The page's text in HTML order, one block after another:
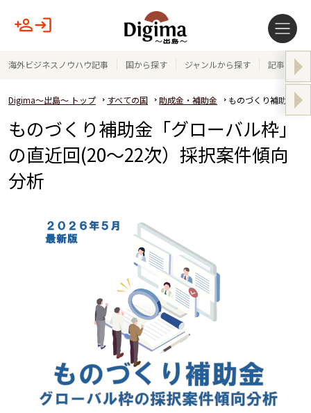
海外ビジネスノウハウ記事 国から探す ジャンルから探す 記事テー
Digima～出島～ トップ すべての国 助成金・補助金 ものづくり補助金「
ものづくり補助金「グローバル枠」
の直近回(20～22次）採択案件傾向
分析